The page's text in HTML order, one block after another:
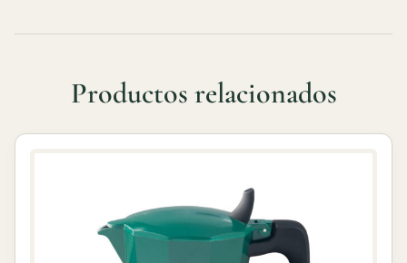
Productos relacionados